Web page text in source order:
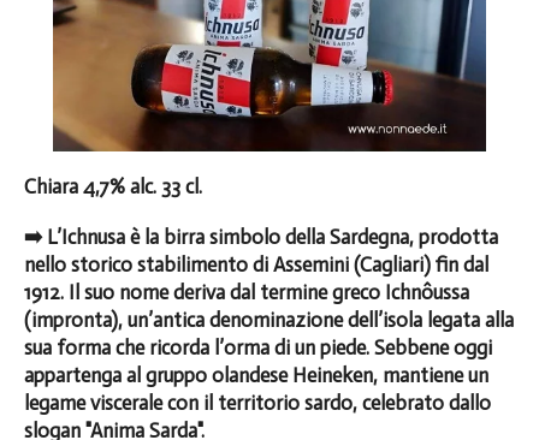
Chiara 4,7% alc. 33 cl.
➡️ L’Ichnusa è la birra simbolo della Sardegna, prodotta
nello storico stabilimento di Assemini (Cagliari) fin dal
1912. Il suo nome deriva dal termine greco Ichnôussa
(impronta), un’antica denominazione dell’isola legata alla
sua forma che ricorda l’orma di un piede. Sebbene oggi
appartenga al gruppo olandese Heineken, mantiene un
legame viscerale con il territorio sardo, celebrato dallo
slogan "Anima Sarda".